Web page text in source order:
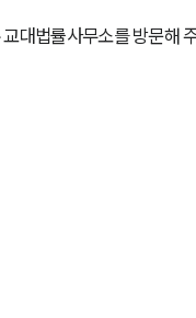
대법률사무소를 방문해